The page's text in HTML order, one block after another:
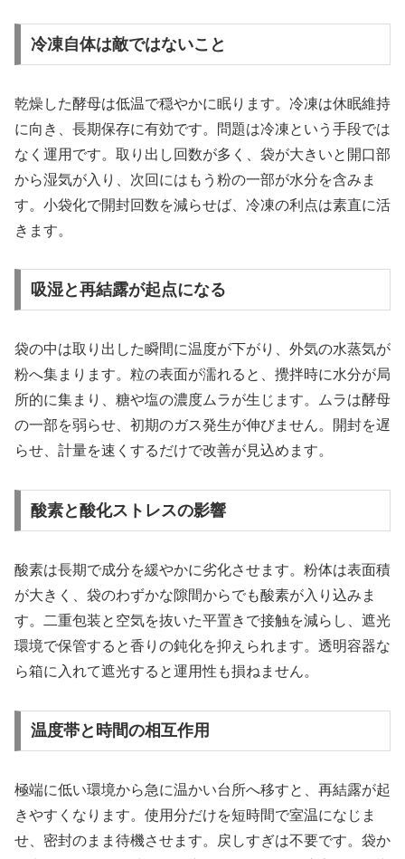
冷凍自体は敵ではないこと
乾燥した酵母は低温で穏やかに眠ります。冷凍は休眠維持
に向き、長期保存に有効です。問題は冷凍という手段では
なく運用です。取り出し回数が多く、袋が大きいと開口部
から湿気が入り、次回にはもう粉の一部が水分を含みま
す。小袋化で開封回数を減らせば、冷凍の利点は素直に活
きます。
吸湿と再結露が起点になる
袋の中は取り出した瞬間に温度が下がり、外気の水蒸気が
粉へ集まります。粒の表面が濡れると、攪拌時に水分が局
所的に集まり、糖や塩の濃度ムラが生じます。ムラは酵母
の一部を弱らせ、初期のガス発生が伸びません。開封を遅
らせ、計量を速くするだけで改善が見込めます。
酸素と酸化ストレスの影響
酸素は長期で成分を緩やかに劣化させます。粉体は表面積
が大きく、袋のわずかな隙間からでも酸素が入り込みま
す。二重包装と空気を抜いた平置きで接触を減らし、遮光
環境で保管すると香りの鈍化を抑えられます。透明容器な
ら箱に入れて遮光すると運用性も損ねません。
温度帯と時間の相互作用
極端に低い環境から急に温かい台所へ移すと、再結露が起
きやすくなります。使用分だけを短時間で室温になじま
せ、密封のまま待機させます。戻しすぎは不要です。袋か